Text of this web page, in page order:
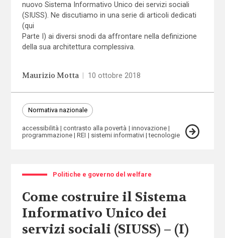
nuovo Sistema Informativo Unico dei servizi sociali
(SIUSS). Ne discutiamo in una serie di articoli dedicati
(qui
Parte I ) ai diversi snodi da affrontare nella definizione
della sua architettura complessiva.
Maurizio Motta 10 ottobre 2018
Normativa nazionale
accessibilità contrasto alla povertà
innovazione
programmazione
REI sistemi informativi tecnologie
Politiche e governo del welfare
Come costruire il Sistema
Informativo Unico dei
servizi sociali (SIUSS) – (I)